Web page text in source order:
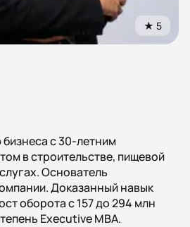
★ 5
с 30-летним
в строительстве, пищевой
Основатель
Доказанный навык
оборота с 157 до 294 млн
Executive MBA.